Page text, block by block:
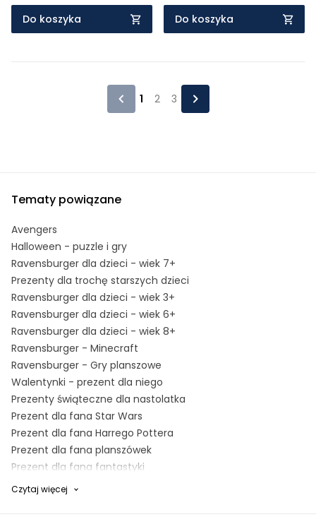
Do koszyka Do koszyka
1 2 3
Tematy powiązane
Avengers
Halloween - puzzle i gry
Ravensburger dla dzieci - wiek 7+
Prezenty dla trochę starszych dzieci
Ravensburger dla dzieci - wiek 3+
Ravensburger dla dzieci - wiek 6+
Ravensburger dla dzieci - wiek 8+
Ravensburger - Minecraft
Ravensburger - Gry planszowe
Walentynki - prezent dla niego
Prezenty świąteczne dla nastolatka
Prezent dla fana Star Wars
Prezent dla fana Harrego Pottera
Prezent dla fana planszówek
Prezent dla fana fantastyki
Prezent dla nastolatków
Czytaj więcej